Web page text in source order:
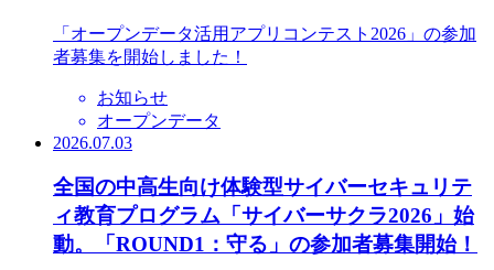
「オープンデータ活用アプリコンテスト2026」の参加
者募集を開始しました！
お知らせ
オープンデータ
2026.07.03
全国の中高生向け体験型サイバーセキュリテ
ィ教育プログラム「サイバーサクラ2026」始
動。「ROUND1：守る」の参加者募集開始！